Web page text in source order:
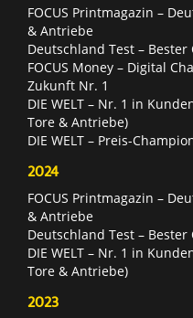
FOCUS Printmagazin –
& Antriebe
Deutschland Test –
FOCUS Money – Digital
Zukunft Nr. 1
DIE WELT – Nr. 1 in
Tore & Antriebe)
DIE WELT – Preis-
2024
FOCUS Printmagazin –
& Antriebe
Deutschland Test –
DIE WELT – Nr. 1 in
Tore & Antriebe)
2023